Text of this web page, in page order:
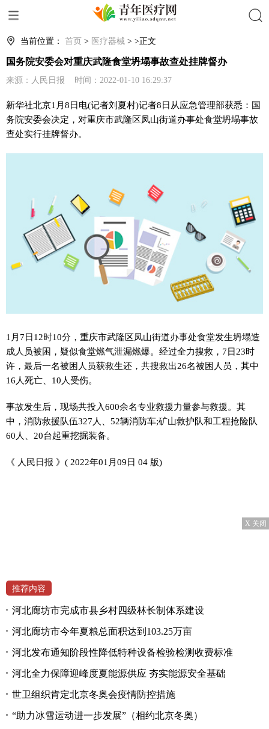
当前位置： 首页 > 医疗器械 > >正文
国务院安委会对重庆武隆食堂坍塌事故查处挂牌督办
来源：人民日报 时间：2022-01-10 16:29:37
新华社北京1月8日电(记者刘夏村)记者8日从应急管理部获悉：国
务院安委会决定，对重庆市武隆区凤山街道办事处食堂坍塌事故
查处实行挂牌督办。
1月7日12时10分，重庆市武隆区凤山街道办事处食堂发生坍塌造
成人员被困，疑似食堂燃气泄漏燃爆。经过全力搜救，7日23时
许，最后一名被困人员获救生还，共搜救出26名被困人员，其中
16人死亡、10人受伤。
事故发生后，现场共投入600余名专业救援力量参与救援。其
中，消防救援队伍327人、52辆消防车;矿山救护队和工程抢险队
60人、20台起重挖掘装备。
《 人民日报 》( 2022年01月09日 04 版)
X 关闭
推荐内容
河北廊坊市完成市县乡村四级林长制体系建设
河北廊坊市今年夏粮总面积达到103.25万亩
河北发布通知阶段性降低特种设备检验检测收费标准
河北全力保障迎峰度夏能源供应 夯实能源安全基础
世卫组织肯定北京冬奥会疫情防控措施
“助力冰雪运动进一步发展”（相约北京冬奥）